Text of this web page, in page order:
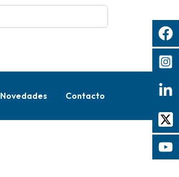
Novedades Contacto